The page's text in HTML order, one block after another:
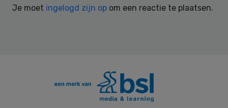
Je moet ingelogd zijn op om een reactie te plaatsen.